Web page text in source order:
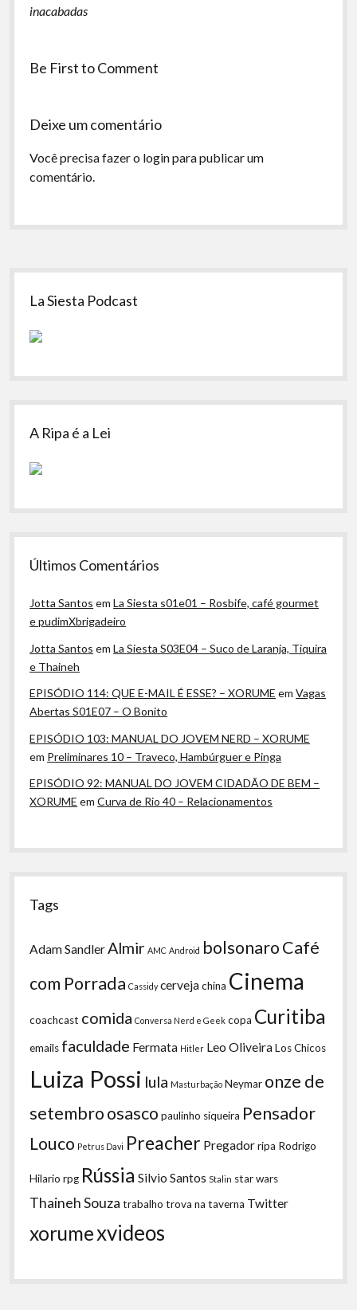
inacabadas
Be First to Comment
Deixe um comentário
Você precisa fazer o loginpara publicar um
comentário.
Sidebar
La Siesta Podcast
A Ripa é a Lei
Últimos Comentários
Jotta Santos emLa Siesta s01e01 – Rosbife, café gourmet
e pudimXbrigadeiro
Jotta Santos emLa Siesta S03E04 – Suco de Laranja, Tiquira
e Thaineh
EPISÓDIO 114: QUE E-MAIL É ESSE? – XORUME emVagas
Abertas S01E07 – O Bonito
EPISÓDIO 103: MANUAL DO JOVEM NERD – XORUME
em Preliminares 10 – Traveco, Hambúrguer e Pinga
EPISÓDIO 92: MANUAL DO JOVEM CIDADÃO DE BEM –
XORUME emCurva de Rio 40 – Relacionamentos
Tags
Adam Sandler Almir AMC Android bolsonaroCafé
com Porrada Cassidy cervejachina Cinema
coachcast comida Conversa Nerd e Geek copa Curitiba
emails faculdade Fermata Hitler Leo OliveiraLos Chicos
Luiza Possi lula Masturbação Neymar onze de
setembroosasco paulinho siqueira Pensador
Louco Petrus Davi Preacher Pregadorripa Rodrigo
Hilario rpg Rússia Silvio Santos Stalin star wars
Thaineh Souza trabalho trova na taverna Twitter
xorumexvideos